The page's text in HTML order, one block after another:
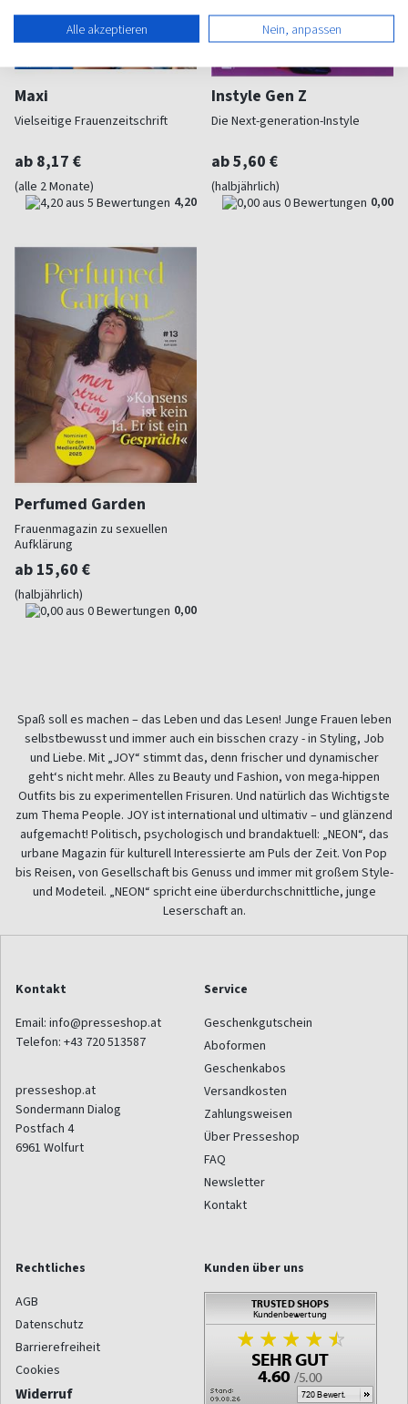
Maxi
Vielseitige Frauenzeitschrift
ab 8,17 €
(alle 2 Monate)
4,20
Instyle Gen Z
Die Next-generation-Instyle
ab 5,60 €
(halbjährlich)
0,00
Perfumed Garden
Frauenmagazin zu sexuellen
Aufklärung
ab 15,60 €
(halbjährlich)
0,00
Spaß soll es machen – das Leben und das Lesen! Junge Frauen leben
selbstbewusst und immer auch ein bisschen crazy - in Styling, Job
und Liebe. Mit „JOY“ stimmt das, denn frischer und dynamischer
geht‘s nicht mehr. Alles zu Beauty und Fashion, von mega-hippen
Outfits bis zu experimentellen Frisuren. Und natürlich das Wichtigste
zum Thema People. JOY ist international und ultimativ – und glänzend
aufgemacht! Politisch, psychologisch und brandaktuell: „NEON“, das
urbane Magazin für kulturell Interessierte am Puls der Zeit. Von Pop
bis Reisen, von Gesellschaft bis Genuss und immer mit großem Style-
und Modeteil. „NEON“ spricht eine überdurchschnittliche, junge
Leserschaft an.
Kontakt
Email: info@presseshop.at
Telefon: +43 720 513587
presseshop.at
Sondermann Dialog
Postfach 4
6961 Wolfurt
Service
Geschenkgutschein
Aboformen
Geschenkabos
Versandkosten
Zahlungsweisen
Über Presseshop
FAQ
Newsletter
Kontakt
Rechtliches
AGB
Datenschutz
Barrierefreiheit
Cookies
Widerruf
Kunden über uns
Alle akzeptieren Nein, anpassen